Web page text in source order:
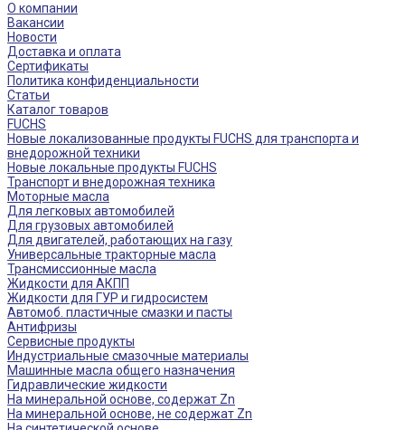
О компании
Вакансии
Новости
Доставка и оплата
Сертификаты
Политика конфиденциальности
Статьи
Каталог товаров
FUCHS
Новые локализованные продукты FUCHS для транспорта и
внедорожной техники
Новые локальные продукты FUCHS
Транспорт и внедорожная техника
Моторные масла
Для легковых автомобилей
Для грузовых автомобилей
Для двигателей, работающих на газу
Универсальные тракторные масла
Трансмиссионные масла
Жидкости для АКПП
Жидкости для ГУР и гидросистем
Автомоб. пластичные смазки и пасты
Антифризы
Сервисные продукты
Индустриальные смазочные материалы
Машинные масла общего назначения
Гидравлические жидкости
На минеральной основе, содержат Zn
На минеральной основе, не содержат Zn